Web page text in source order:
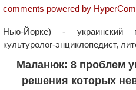
comments powered by
Нью-Йорке) - украинский
культуролог-энциклопедист,
Маланюк: 8 проблем
решения которых